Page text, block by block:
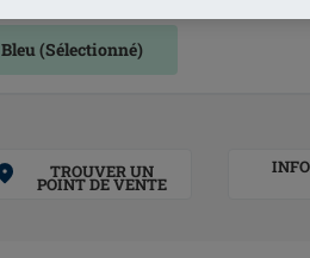
Bleu(Sélectionné)
TROUVER UN
POINT DE VENTE